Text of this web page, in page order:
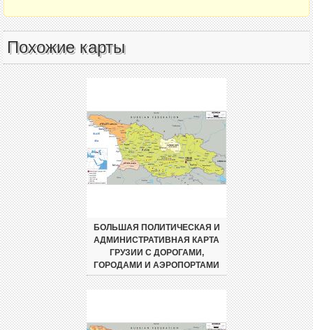
Похожие карты
БОЛЬШАЯ ПОЛИТИЧЕСКАЯ И
АДМИНИСТРАТИВНАЯ КАРТА
ГРУЗИИ С ДОРОГАМИ,
ГОРОДАМИ И АЭРОПОРТАМИ